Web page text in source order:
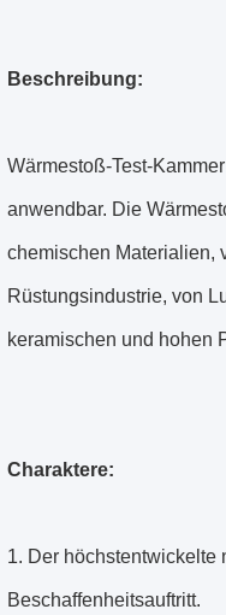
Beschreibung:
Wärmestoß-Test-
anwendbar. Die
chemischen Materialien,
Rüstungsindustrie, von
keramischen und hohen
Charaktere:
1. Der höchstentwickelte
Beschaffenheitsauftritt.